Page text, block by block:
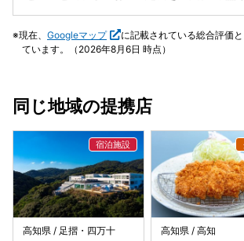
ス、カツオの刺身、うつぼの刺身といった
香りするタタキは貴重な塩で食べるととて
現在、 Googleマップ
に記載されている総合評価
ています。（2026年8月6日 時点）
同じ地域の提携店
高知県 / 足摺・四万十 高知県 / 高知